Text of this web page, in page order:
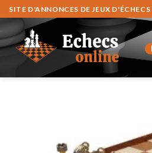
Fortsæt
til
indhold
SITE D'ANNONCES DE JEUX